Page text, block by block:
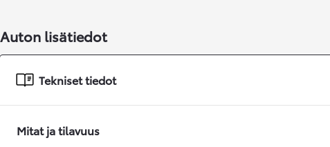
Auton lisätiedot
Tekniset tiedot
Mitat ja tilavuus